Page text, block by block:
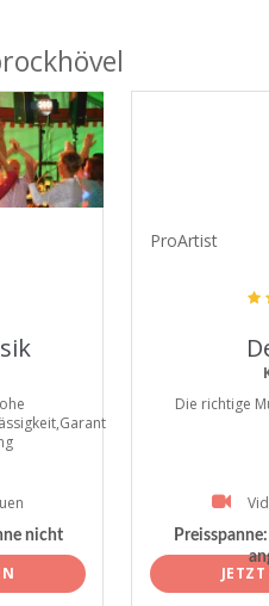
nicht
ProArtist
Die richtige
Preisspanne: